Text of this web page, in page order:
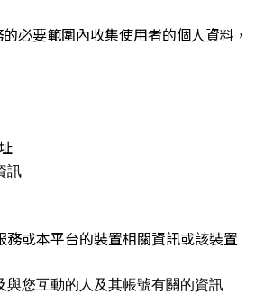
必要範圍內收集使用者的個人資料，
訊
或本平台的裝置相關資訊或該裝置
與您互動的人及其帳號有關的資訊